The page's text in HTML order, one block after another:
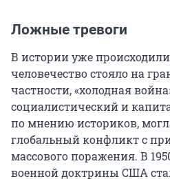
Ложные тревоги
В истории уже
человечество стояло на
частности, «холодная
социалистический и
по мнению историков,
глобальный конфликт с
массового поражения. В
военной доктрины США